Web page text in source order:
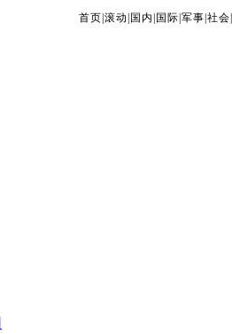
首页 滚动 国内 国际 军事 社会